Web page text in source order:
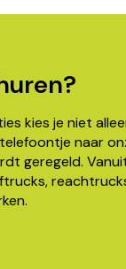
kies je niet
naar
geregeld.